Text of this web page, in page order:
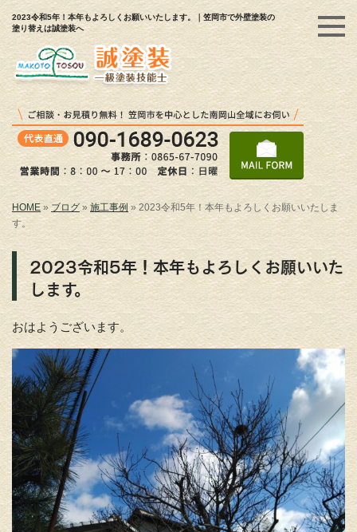
2023令和5年！本年もよろしくお願いいたします。｜笠岡市で外壁塗装の
塗り替えは誠塗装へ
HOME » ブログ» 施工事例 »2023令和5年！本年もよろしくお願いいたしま
す。
2023令和5年！本年もよろしくお願いいた
します。
おはようございます。